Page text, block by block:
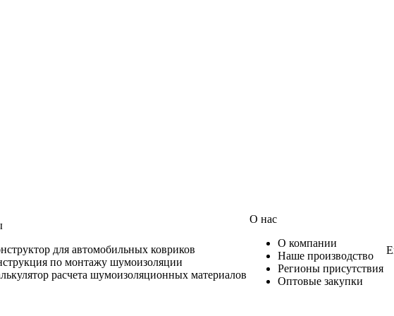
для автомобильных ковриков
по монтажу шумоизоляции
расчета шумоизоляционных материалов
О нас
О компании
Наше производство
Регионы присутствия
Оптовые закупки